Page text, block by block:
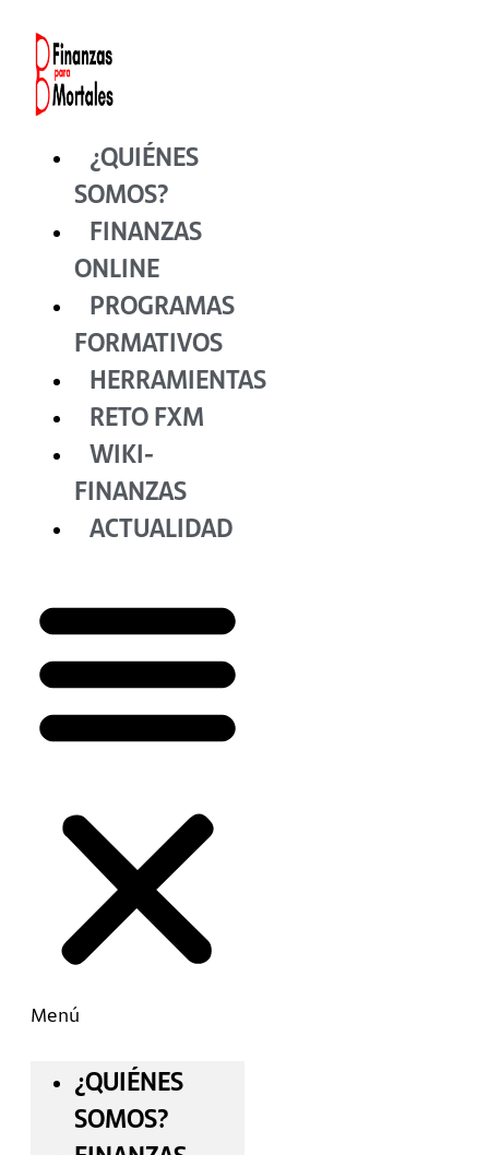
contenido
¿QUIÉNES
SOMOS?
FINANZAS
ONLINE
PROGRAMAS
FORMATIVOS
HERRAMIENTAS
RETO FXM
WIKI-
FINANZAS
ACTUALIDAD
Menú
¿QUIÉNES
SOMOS?